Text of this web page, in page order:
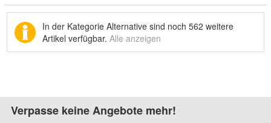
In der Kategorie Alternative sind noch 562 weitere
Artikel verfügbar. Alle anzeigen
Verpasse keine Angebote mehr!